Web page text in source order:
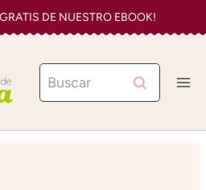
DE NUESTRO EBOOK!
Buscar: